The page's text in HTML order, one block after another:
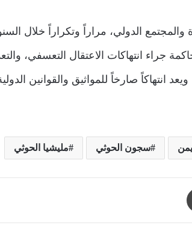
الدولي، مراراً وتكراراً خلال
جراء انتهاكات الاعتقال التعسفي،
انتهاكاً صارخاً للمواثيق والقوانين
سجون الحوثي مليشيا الحوثي